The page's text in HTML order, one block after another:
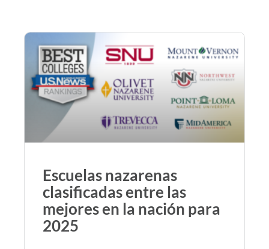
Escuelas nazarenas
clasificadas entre las
mejores en la nación para
2025